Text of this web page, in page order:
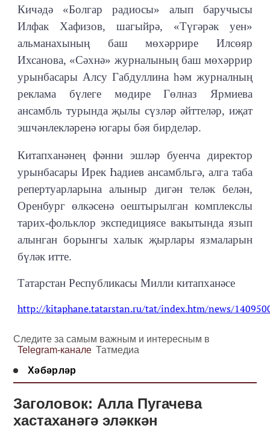
Кичәдә «Болгар радиосы» алып баручысы
Илфак Хафизов, шагыйрә, «Түгәрәк уен»
альманахының баш мөхәррире Илсөяр
Ихсанова, «Сәхнә» журналының баш мөхәррир
урынбасары Алсу Габдуллина һәм журналның
реклама бүлеге мөдире Гөлназ Ярмиева
ансамбль турында җылы сүзләр әйттеләр, иҗат
эшчәнлекләренә югары бәя бирделәр.
Китапханәнең фәнни эшләр буенча директор
урынбасары Ирек Һадиев ансамбльгә, алга таба
репертуарларына алыныр дигән теләк белән,
Оренбург өлкәсенә оештырылган комплекслы
тарих-фольклор экспедициясе вакытында язып
алынган борынгы халык җырлары язмаларын
бүләк итте.
Татарстан Республикасы Милли китапханәсе
http://kitaphane.tatarstan.ru/tat/index.htm/news/
Следите за самым важным и интересным в
Telegram-канале Татмедиа
Хәбәрләр
Заголовок: Алла Пугачева
хастаханәгә эләккән